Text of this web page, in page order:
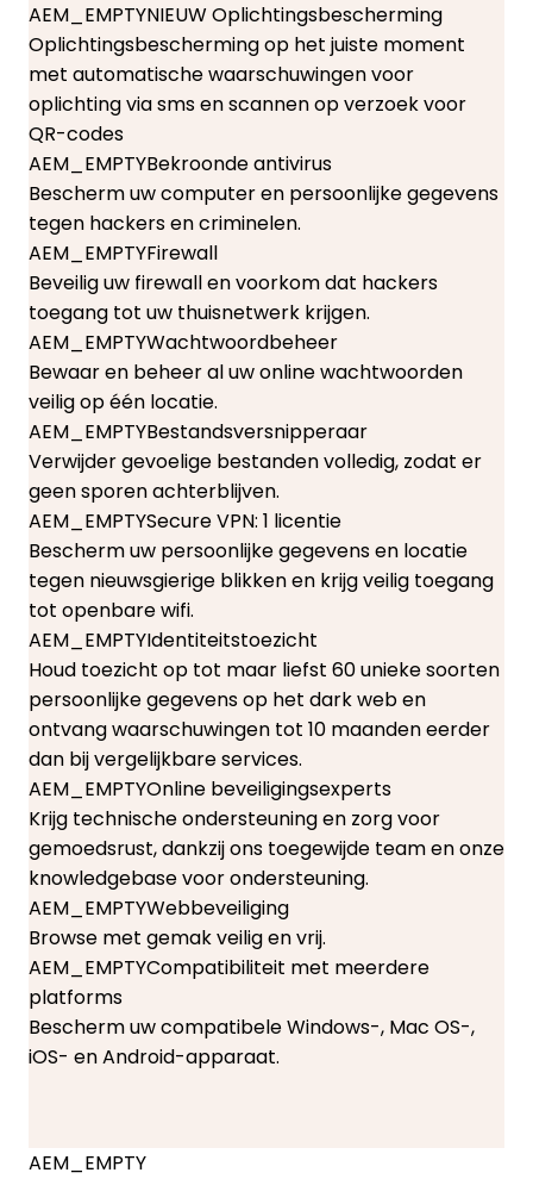
AEM_EMPTYNIEUWOplichtingsbescherming
Oplichtingsbescherming op het juiste moment
met automatische waarschuwingen voor
oplichting via sms en scannen op verzoek voor
QR-codes
AEM_EMPTYBekroonde antivirus
Bescherm uw computer en persoonlijke gegevens
tegen hackers en criminelen.
AEM_EMPTYFirewall
Beveilig uw firewall en voorkom dat hackers
toegang tot uw thuisnetwerk krijgen.
AEM_EMPTYWachtwoordbeheer
Bewaar en beheer al uw online wachtwoorden
veilig op één locatie.
AEM_EMPTYBestandsversnipperaar
Verwijder gevoelige bestanden volledig, zodat er
geen sporen achterblijven.
AEM_EMPTYSecure VPN: 1 licentie
Bescherm uw persoonlijke gegevens en locatie
tegen nieuwsgierige blikken en krijg veilig toegang
tot openbare wifi.
AEM_EMPTYIdentiteitstoezicht
Houd toezicht op tot maar liefst 60 unieke soorten
persoonlijke gegevens op het dark web en
ontvang waarschuwingen tot 10 maanden eerder
dan bij vergelijkbare services.
AEM_EMPTYOnline beveiligingsexperts
Krijg technische ondersteuning en zorg voor
gemoedsrust, dankzij ons toegewijde team en onze
knowledgebase voor ondersteuning.
AEM_EMPTYWebbeveiliging
Browse met gemak veilig en vrij.
AEM_EMPTYCompatibiliteit met meerdere
platforms
Bescherm uw compatibele Windows-, Mac OS-,
iOS- en Android-apparaat.
AEM_EMPTY